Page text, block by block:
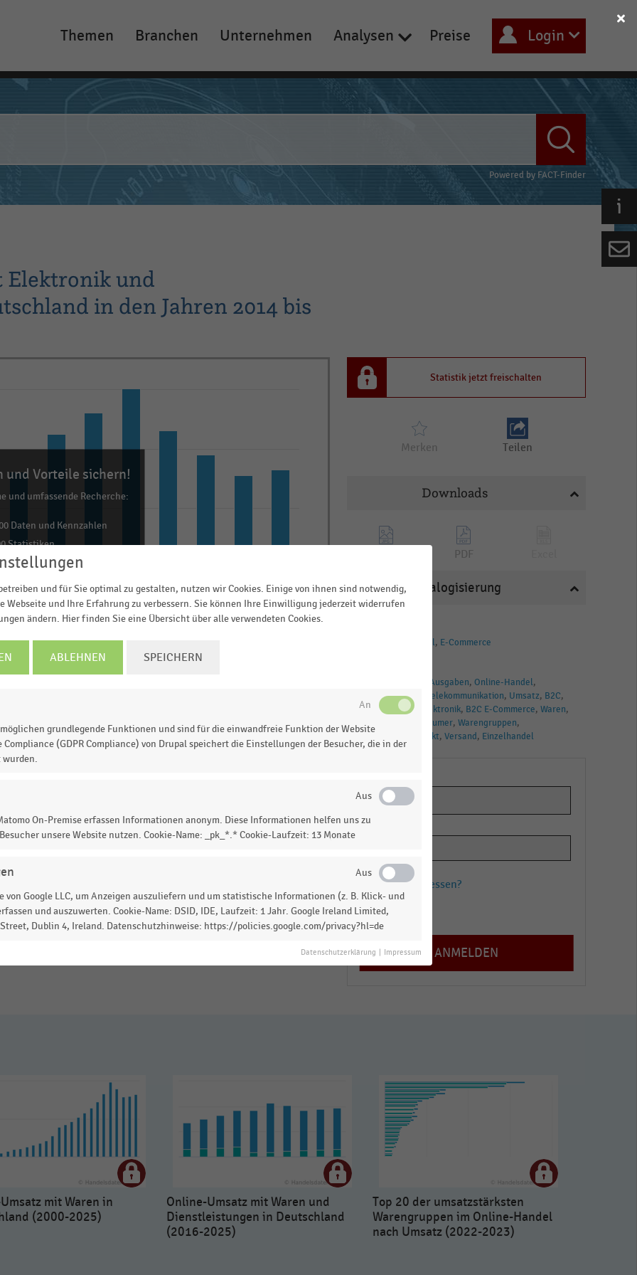
Main
navigation
Themen Branchen Unternehmen Analysen Preise Login
Powered by FACT-Finder
Elektronik und
in den Jahren 2014 bis
und Vorteile sichern!
und umfassende Recherche:
Daten und Kennzahlen
Statistiken
Excel, PNG, PDF
INFORMIEREN
(brutto) mit Elektronik und Telekommunikation in
Euro). Der Online-Handel mit Elektronik und
Umsatz von rund12,1 Milliarden Euro.
Statistik? Jetzt einloggen oderinformieren
Statistik jetzt freischalten
Merken Teilen
Downloads
PDF
Katalogisierung
Elektrofachhandel E-Commerce
Online-Ausgaben Online-Handel
Online-Umsatz
Telekommunikation Umsatz B2C
Unterhaltungselektronik B2C E-Commerce Waren
Business-to-Consumer Warengruppen
E-Commerce-Markt Versand Einzelhandel
Passwort vergessen?
Registrieren
mit Waren in
(2000-2025)
Online-Umsatz mit Waren und
Dienstleistungen in Deutschland
(2016-2025)
Top 20 der umsatzstärksten
Warengruppen im Online-Handel
nach Umsatz (2022-2023)
und für Sie optimal zu gestalten, nutzen wir Cookies. Einige von ihnen sind notwendig,
Webseite und Ihre Erfahrung zu verbessern. Sie können Ihre Einwilligung jederzeit widerrufen
ändern. Hier finden Sie eine Übersicht über alle verwendeten Cookies.
ABLEHNEN SPEICHERN
grundlegende Funktionen und sind für die einwandfreie Funktion der Website
(GDPR Compliance) von Drupal speichert die Einstellungen der Besucher, die in der
wurden.
On-Premise erfassen Informationen anonym. Diese Informationen helfen uns zu
unsere Website nutzen. Cookie-Name: _pk_*.* Cookie-Laufzeit: 13 Monate
von Google LLC, um Anzeigen auszuliefern und um statistische Informationen (z. B. Klick- und
und auszuwerten. Cookie-Name: DSID, IDE, Laufzeit: 1 Jahr. Google Ireland Limited,
Street, Dublin 4, Ireland. Datenschutzhinweise: https://policies.google.com/privacy?hl=de
Datenschutzerklärung Impressum